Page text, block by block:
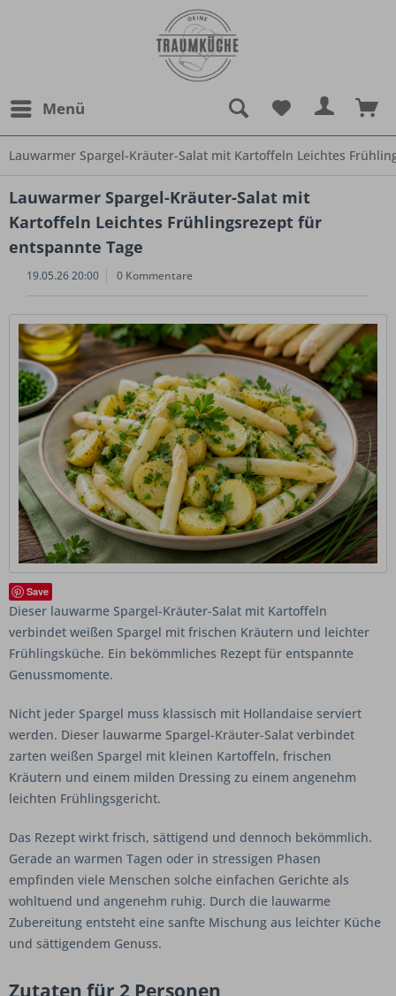
Menü
Lauwarmer Spargel-Kräuter-Salat mit Kartoffeln Leichtes
Lauwarmer Spargel-Kräuter-Salat mit
Kartoffeln Leichtes Frühlingsrezept für
entspannte Tage
19.05.26 20:00 0 Kommentare
Save
Dieser lauwarme Spargel-Kräuter-Salat mit Kartoffeln
verbindet weißen Spargel mit frischen Kräutern und leichter
Frühlingsküche. Ein bekömmliches Rezept für entspannte
Genussmomente.
Nicht jeder Spargel muss klassisch mit Hollandaise serviert
werden. Dieser lauwarme Spargel-Kräuter-Salat verbindet
zarten weißen Spargel mit kleinen Kartoffeln, frischen
Kräutern und einem milden Dressing zu einem angenehm
leichten Frühlingsgericht.
Das Rezept wirkt frisch, sättigend und dennoch bekömmlich.
Gerade an warmen Tagen oder in stressigen Phasen
empfinden viele Menschen solche einfachen Gerichte als
wohltuend und angenehm ruhig. Durch die lauwarme
Zubereitung entsteht eine sanfte Mischung aus leichter Küche
und sättigendem Genuss.
Zutaten für 2 Personen